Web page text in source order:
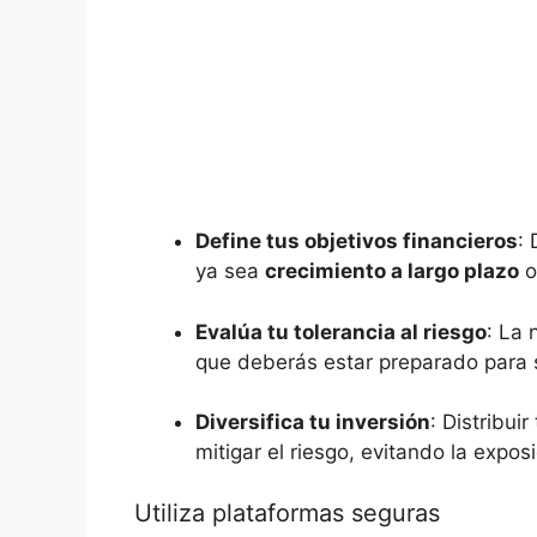
Define tus objetivos financieros:‍
ya sea crecimiento ⁤a largo ​plazo
Evalúa tu tolerancia ‌al​ riesgo: ‌La
que deberás⁤ estar preparado
Diversifica tu ⁣inversión: Distribuir
mitigar ‍el‍ riesgo, ⁣evitando la
Utiliza plataformas ⁤seguras